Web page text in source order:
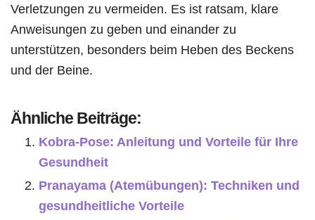
Verletzungen zu vermeiden. Es ist ratsam, klare
Anweisungen zu geben und einander zu
unterstützen, besonders beim Heben des Beckens
und der Beine.
Ähnliche Beiträge:
Kobra-Pose: Anleitung und Vorteile für Ihre
Gesundheit
Pranayama (Atemübungen): Techniken und
gesundheitliche Vorteile